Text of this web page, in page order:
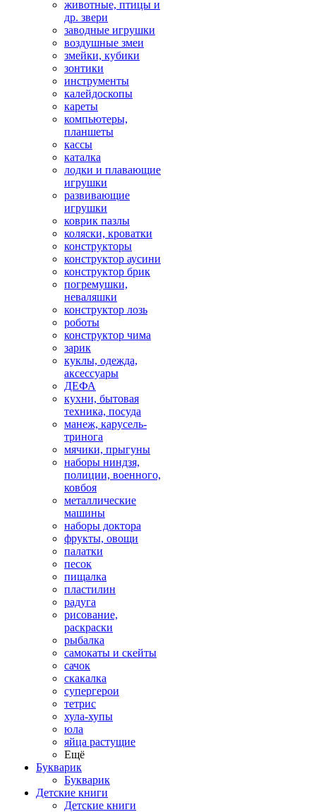
животные, птицы и
др. звери
заводные игрушки
воздушные змеи
змейки, кубики
зонтики
инструменты
калейдоскопы
кареты
компьютеры,
планшеты
кассы
каталка
лодки и плавающие
игрушки
развивающие
игрушки
коврик пазлы
коляски, кроватки
конструкторы
конструктор аусини
конструктор брик
погремушки,
неваляшки
конструктор лозь
роботы
конструктор чима
зарик
куклы, одежда,
аксессуары
ДЕФА
кухни, бытовая
техника, посуда
манеж, карусель-
тринога
мячики, прыгуны
наборы ниндзя,
полиции, военного,
ковбоя
металлические
машины
наборы доктора
фрукты, овощи
палатки
песок
пищалка
пластилин
радуга
рисование,
раскраски
рыбалка
самокаты и скейты
сачок
скакалка
супергерои
тетрис
хула-хупы
юла
яйца растущие
Ещё
Букварик
Букварик
Детские книги
Детские книги